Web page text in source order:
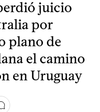
juicio
por
plano de
el camino
en Uruguay